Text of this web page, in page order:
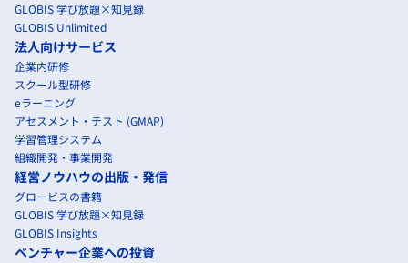
GLOBIS 学び放題×知見録
GLOBIS Unlimited
法人向けサービス
企業内研修
スクール型研修
eラーニング
アセスメント・テスト (GMAP)
学習管理システム
組織開発・事業開発
経営ノウハウの出版・発信
グロービスの書籍
GLOBIS 学び放題×知見録
GLOBIS Insights
ベンチャー企業への投資